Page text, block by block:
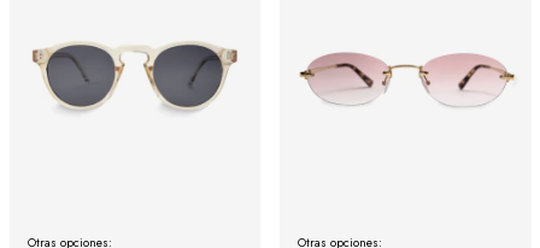
Otras opciones: Otras opciones: